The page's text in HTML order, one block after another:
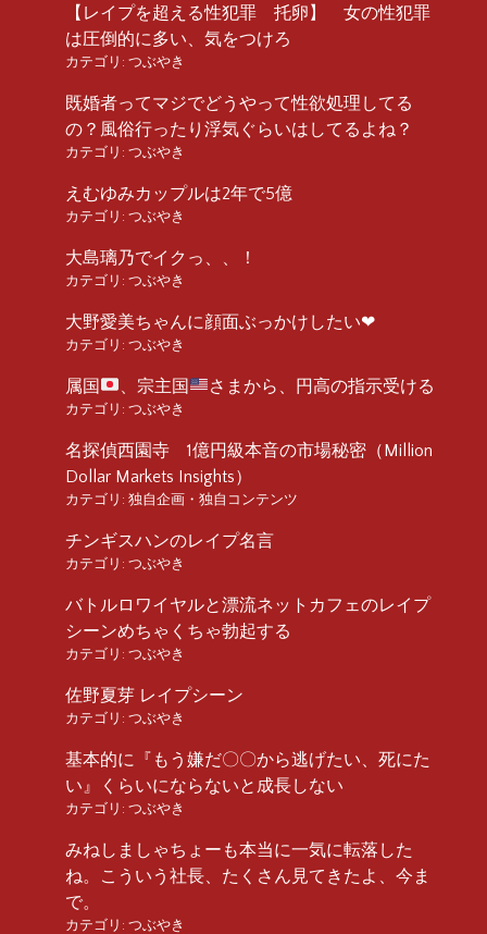
【レイプを超える性犯罪 托卵】 女の性犯罪
は圧倒的に多い、気をつけろ
カテゴリ: つぶやき
既婚者ってマジでどうやって性欲処理してる
の？風俗行ったり浮気ぐらいはしてるよね？
カテゴリ: つぶやき
えむゆみカップルは2年で5億
カテゴリ: つぶやき
大島璃乃でイクっ、、！
カテゴリ: つぶやき
大野愛美ちゃんに顔面ぶっかけしたい❤︎
カテゴリ: つぶやき
属国 、宗主国 さまから、円高の指示受ける
カテゴリ: つぶやき
名探偵西園寺 1億円級本音の市場秘密（Million
Dollar Markets Insights）
カテゴリ: 独自企画・独自コンテンツ
チンギスハンのレイプ名言
カテゴリ: つぶやき
バトルロワイヤルと漂流ネットカフェのレイプ
シーンめちゃくちゃ勃起する
カテゴリ: つぶやき
佐野夏芽 レイプシーン
カテゴリ: つぶやき
基本的に『もう嫌だ〇〇から逃げたい、死にた
い』くらいにならないと成長しない
カテゴリ: つぶやき
みねしましゃちょーも本当に一気に転落した
ね。こういう社長、たくさん見てきたよ、今ま
で。
カテゴリ: つぶやき